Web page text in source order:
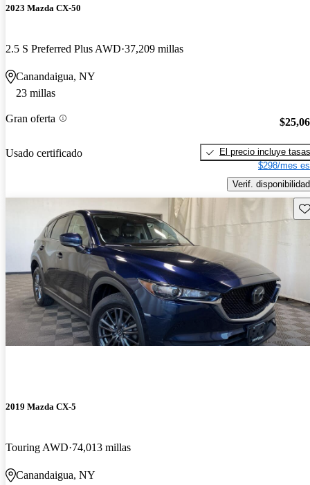
2023 Mazda CX-50
2.5 S Preferred Plus AWD 37,209 millas
Canandaigua, NY
23 millas
Gran oferta
Usado certificado
El precio incluye tasas
$298/mes
Verif. disponibilidad
2019 Mazda CX-5
Touring AWD 74,013 millas
Canandaigua, NY